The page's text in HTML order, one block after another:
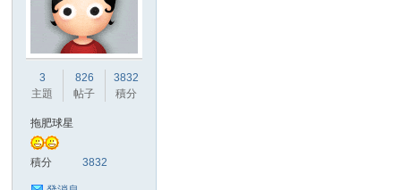
3
主題
826
帖子
3832
積分
拖肥球星
積分 3832